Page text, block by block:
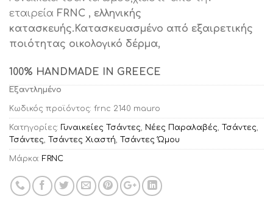
was:
€79.90.
τιμή
είναι:
€45.00.
εταιρεία FRNC , ελληνικής
κατασκευής.Κατασκευασμένο από εξαιρετικής
ποιότητας οικολογικό δέρμα,
100% HANDMADE IN GREECE
Εξαντλημένο
Κωδικός προϊόντος: frnc 2140 mauro
Κατηγορίες: Γυναικείες Τσάντες, Νέες Παραλαβές, Τσάντες,
Τσάντες, Τσάντες Χιαστή, Τσάντες Ώμου
Μάρκα: FRNC